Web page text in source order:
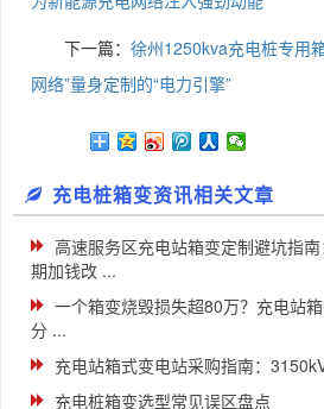
下一篇： 徐州1250kva充电桩专用
网络”量身定制的“电力引擎”
充电桩箱变资讯相关文章
高速服务区充电站箱变定制避坑指
期加钱改 ...
一个箱变烧毁损失超80万？充电站
分 ...
充电站箱式变电站采购指南：
充电桩箱变选型常见误区盘点